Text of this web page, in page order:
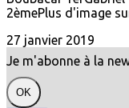
2èmePlus d'image
27 janvier 2019
Je m'abonne à la
OK